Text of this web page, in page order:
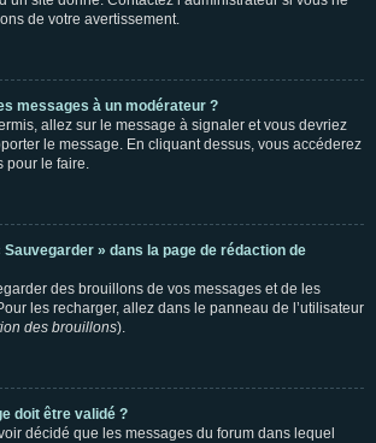
de votre avertissement.
messages à un modérateur ?
allez sur le message à signaler et vous devriez
le message. En cliquant dessus, vous accéderez
pour le faire.
» dans la page de rédaction de
des brouillons de vos messages et de les
les recharger, allez dans le panneau de l’utilisateur
des brouillons).
doit être validé ?
décidé que les messages du forum dans lequel